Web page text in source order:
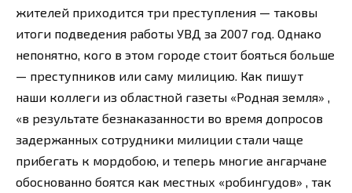
жителей приходится три преступления — таковы
итоги подведения работы УВД за 2007 год. Однако
непонятно, кого в этом городе стоит бояться больше
— преступников или саму милицию. Как пишут
наши коллеги из областной газеты «Родная земля» ,
«в результате безнаказанности во время допросов
задержанных сотрудники милиции стали чаще
прибегать к мордобою, и теперь многие ангарчане
обоснованно боятся как местных «робингудов» , так